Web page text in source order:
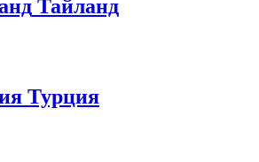
Тайланд
Турция